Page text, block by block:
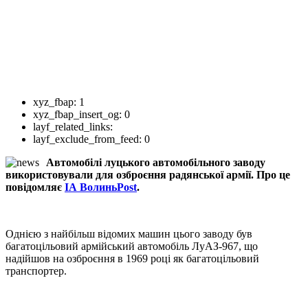
xyz_fbap: 1
xyz_fbap_insert_og: 0
layf_related_links:
layf_exclude_from_feed: 0
Автомобілі луцького автомобільного заводу
використовували для озброєння радянської армії. Про це
повідомляє ІА ВолиньPost.
Однією з найбільш відомих машин цього заводу був
багатоцільовий армійський автомобіль ЛуАЗ-967, що
надійшов на озброєння в 1969 році як багатоцільовий
транспортер.